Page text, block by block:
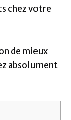
chez votre
de mieux
absolument